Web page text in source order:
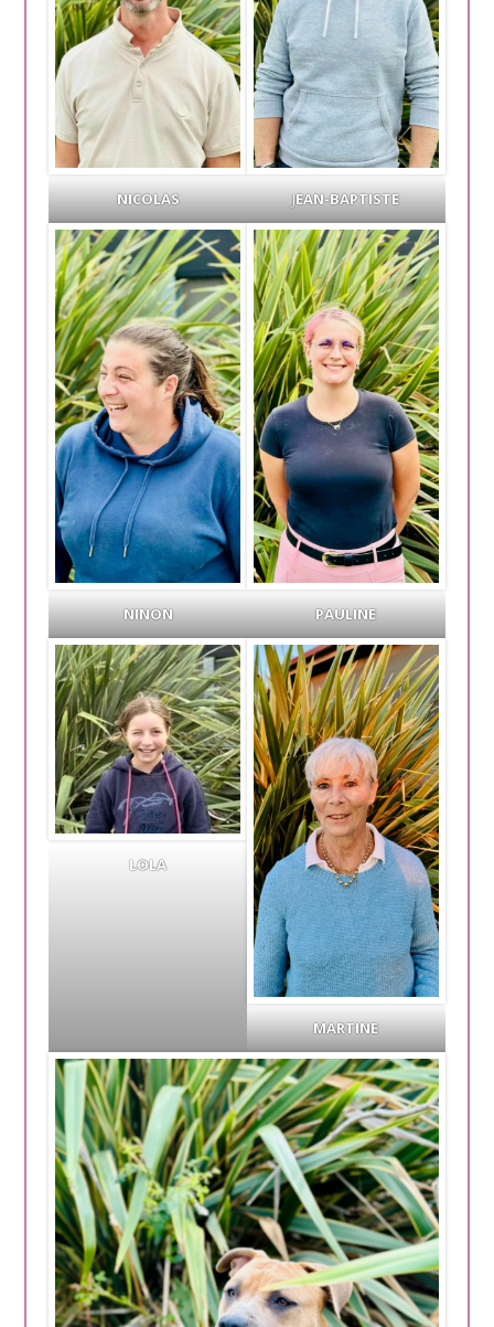
NICOLAS JEAN-BAPTISTE
NINON PAULINE
LOLA
MARTINE